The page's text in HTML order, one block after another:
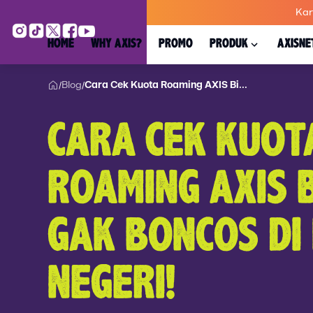
HOME WHY AXIS? PROMO PRODUK
/Blog/Cara Cek Kuota Roaming AXIS Bi...
CARA CEK
ROAMING AXIS
GAK BONCOS
NEGERI!